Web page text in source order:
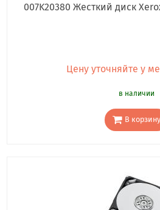
007K20380 Жесткий диск
Цену уточняйте у
в наличии
В корзину